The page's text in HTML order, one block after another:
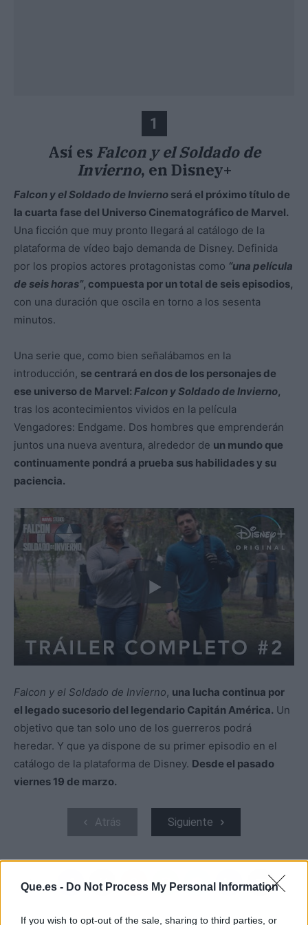
Que.es - Do Not Process My Personal Information
If you wish to opt-out of the sale, sharing to third parties, or
1
Así es Falcon y el Soldado de
Invierno, en Disney+
Falcon y el Soldado de Invierno será el próximo título de
la cuarta fase del Universo Cinematográfico de Marvel.
Una ficción que muy pronto llegará al catálogo de la
plataforma de vídeo bajo demanda de Disney. Definida
por los propios actores protagonistas como “una película
de seis horas”, compuesta por un total de seis episodios,
con una duración que oscila en torno a los sesenta
minutos.
Una serie que, como bien señalábamos en la
introducción, se centrará en dos de los personajes de
ese universo de Marvel: Falcon y Soldado de Invierno,
tras los acontecimientos vividos en la película
Vengadores: Endgame. Dos hombres que emprenderán
juntos una nueva aventura, alrededor de un mundo que
continuamente pondrá a prueba sus habilidades y su
paciencia.
Falcon y el Soldado de Invierno, una lucha continua por
el legado sucesorio del legendario Capitán América. Un
objetivo que tan solo uno de los guerreros podrá
heredar. Y que ya dispone de su primer episodio en el
catálogo de la plataforma de Disney. Desde el pasado
viernes 19 de marzo.
Atrás Siguiente